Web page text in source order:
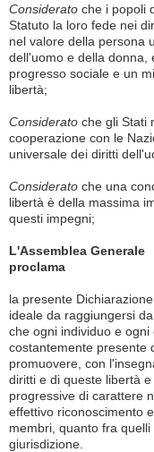
Considerato che i popoli
Statuto la loro fede nei
nel valore della persona
dell'uomo e della donna,
progresso sociale e un
libertà;
Considerato che gli Stati
cooperazione con le
universale dei diritti
Considerato che una
libertà è della massima
questi impegni;
L'Assemblea Generale
proclama
la presente
ideale da raggiungersi
che ogni individuo e
costantemente presente
promuovere, con
diritti e di queste libertà
progressive di carattere
effettivo riconoscimento
membri, quanto fra
giurisdizione.